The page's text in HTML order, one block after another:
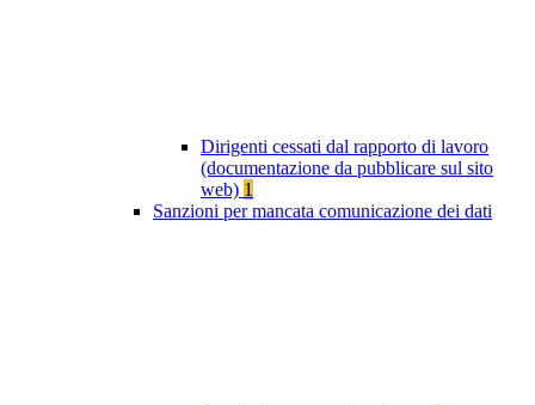
Dirigenti cessati dal rapporto di lavoro
(documentazione da pubblicare sul sito
web) 1
Sanzioni per mancata comunicazione dei dati